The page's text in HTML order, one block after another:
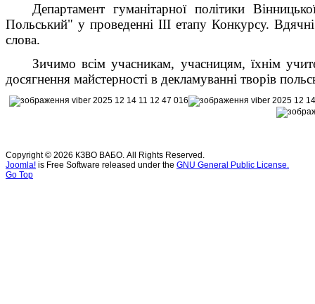
Департамент гуманітарної політики
Польський" у проведенні ІІІ етапу Конкурсу.
слова.
Зичимо всім учасникам, учасницям, їхнім
досягнення майстерності в декламуванні творів
Copyright © 2026 КЗВО ВАБО. All Rights Reserved.
Joomla! is Free Software released under the GNU General Public License.
Go Top